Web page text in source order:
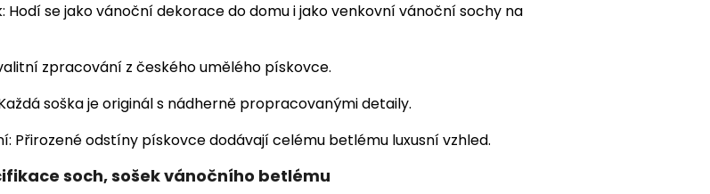
Hodí se jako vánoční dekorace do domu i jako venkovní vánoční sochy na
zpracování z českého umělého pískovce.
soška je originál s nádherně propracovanými detaily.
Přirozené odstíny pískovce dodávají celému betlému luxusní vzhled.
soch, sošek vánočního betlému